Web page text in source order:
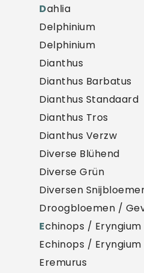
Dahlia
Delphinium
Delphinium
Dianthus
Dianthus Barbatus
Dianthus Standaard
Dianthus Tros
Dianthus Verzw
Diverse Blühend
Diverse Grün
Diversen
Droogbloemen /
Echinops / Eryngium
Echinops / Eryngium
Eremurus